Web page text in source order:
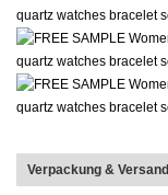
Verpackung & Versand